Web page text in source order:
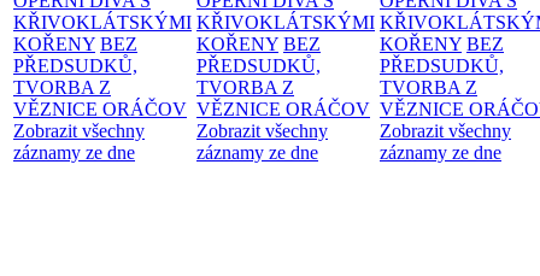
KŘIVOKLÁTSKÝMI
KOŘENY BEZ
PŘEDSUDKŮ,
TVORBA Z
VĚZNICE ORÁČOV
Zobrazit všechny
záznamy ze dne
KŘIVOKLÁTSKÝMI
KOŘENY BEZ
PŘEDSUDKŮ,
TVORBA Z
VĚZNICE ORÁČOV
Zobrazit všechny
záznamy ze dne
KOŘENY BEZ
PŘEDSUDKŮ,
TVORBA Z
VĚZNICE
Zobrazit všechny
záznamy ze dne